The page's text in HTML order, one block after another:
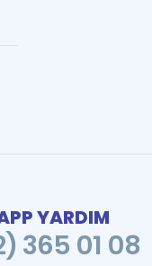
YARDIM
365 01 08